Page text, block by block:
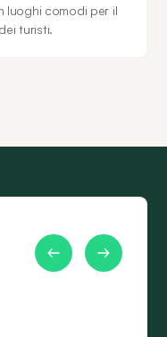
luoghi comodi per il
turisti.